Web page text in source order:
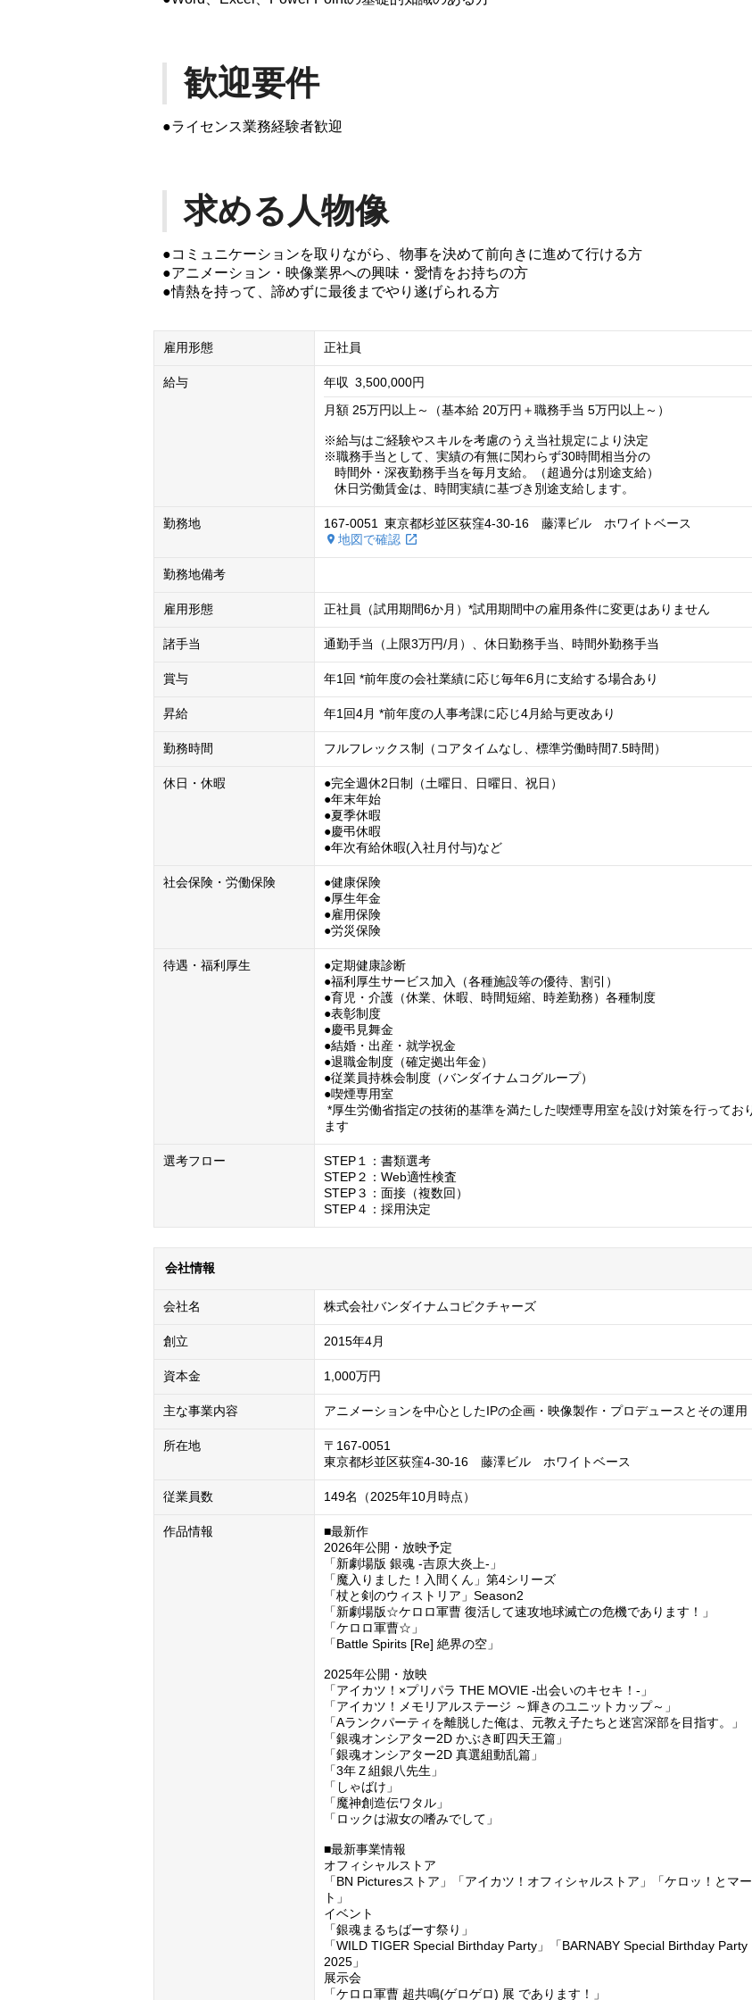
歓迎要件
●ライセンス業務経験者歓迎
求める人物像
●コミュニケーションを取りながら、物事を決めて前向きに進めて行ける方
●アニメーション・映像業界への興味・愛情をお持ちの方
●情熱を持って、諦めずに最後までやり遂げられる方
雇用形態 正社員
給与 年収 3,500,000円
月額 25万円以上～（基本給 20万円＋職務手当 5万円以上～）
※給与はご経験やスキルを考慮のうえ当社規定により決定
※職務手当として、実績の有無に関わらず30時間相当分の
   休日労働賃金は、時間実績に基づき別途支給します。
勤務地 167-0051
東京都杉並区荻窪4-30-16　藤澤ビル　ホワイトベース
地図で確認
勤務地備考
雇用形態 正社員（試用期間6か月）*試用期間中の雇用条件に変更はありません
諸手当 通勤手当（上限3万円/月）、休日勤務手当、時間外勤務手当
賞与 年1回 *前年度の会社業績に応じ毎年6月に支給する場合あり
昇給 年1回4月 *前年度の人事考課に応じ4月給与更改あり
勤務時間 フルフレックス制（コアタイムなし、標準労働時間7.5時間）
休日・休暇
●完全週休2日制（土曜日、日曜日、祝日）
●年末年始
●夏季休暇
●慶弔休暇
●年次有給休暇(入社月付与)など
社会保険・労働保険
●健康保険
●厚生年金
●雇用保険
●労災保険
待遇・福利厚生
●定期健康診断
●福利厚生サービス加入（各種施設等の優待、割引）
●育児・介護（休業、休暇、時間短縮、時差勤務）各種制度
●表彰制度
●慶弔見舞金
●結婚・出産・就学祝金
●退職金制度（確定拠出年金）
●従業員持株会制度（バンダイナムコグループ）
●喫煙専用室
ます
選考フロー
STEP１：書類選考
STEP２：Web適性検査
STEP３：面接（複数回）
STEP４：採用決定
会社情報
会社名 株式会社バンダイナムコピクチャーズ
創立 2015年4月
資本金 1,000万円
主な事業内容 アニメーションを中心としたIPの企画・映像製作・プロデュースとその運用
所在地
〒167-0051
東京都杉並区荻窪4-30-16　藤澤ビル　ホワイトベース
従業員数 149名（2025年10月時点）
作品情報
■最新作
2026年公開・放映予定
「新劇場版 銀魂 -吉原大炎上-」
「魔入りました！入間くん」第4シリーズ
「杖と剣のウィストリア」Season2
「新劇場版☆ケロロ軍曹 復活して速攻地球滅亡の危機であります！」
「ケロロ軍曹☆」
「Battle Spirits [Re] 絶界の空」
2025年公開・放映
「アイカツ！×プリパラ THE MOVIE -出会いのキセキ！-」
「アイカツ！メモリアルステージ ～輝きのユニットカップ～」
「Aランクパーティを離脱した俺は、元教え子たちと迷宮深部を目指す。」
「銀魂オンシアター2D かぶき町四天王篇」
「銀魂オンシアター2D 真選組動乱篇」
「3年Ｚ組銀八先生」
「しゃばけ」
「魔神創造伝ワタル」
「ロックは淑女の嗜みでして」
■最新事業情報
オフィシャルストア
「BN Picturesストア」「アイカツ！オフィシャルストア」「ケロッ！とマー
ト」
イベント
「銀魂まるちばーす祭り」
「WILD TIGER Special Birthday Party」「BARNABY Special Birthday Party
2025」
展示会
「ケロロ軍曹 超共鳴(ゲロゲロ) 展 であります！」